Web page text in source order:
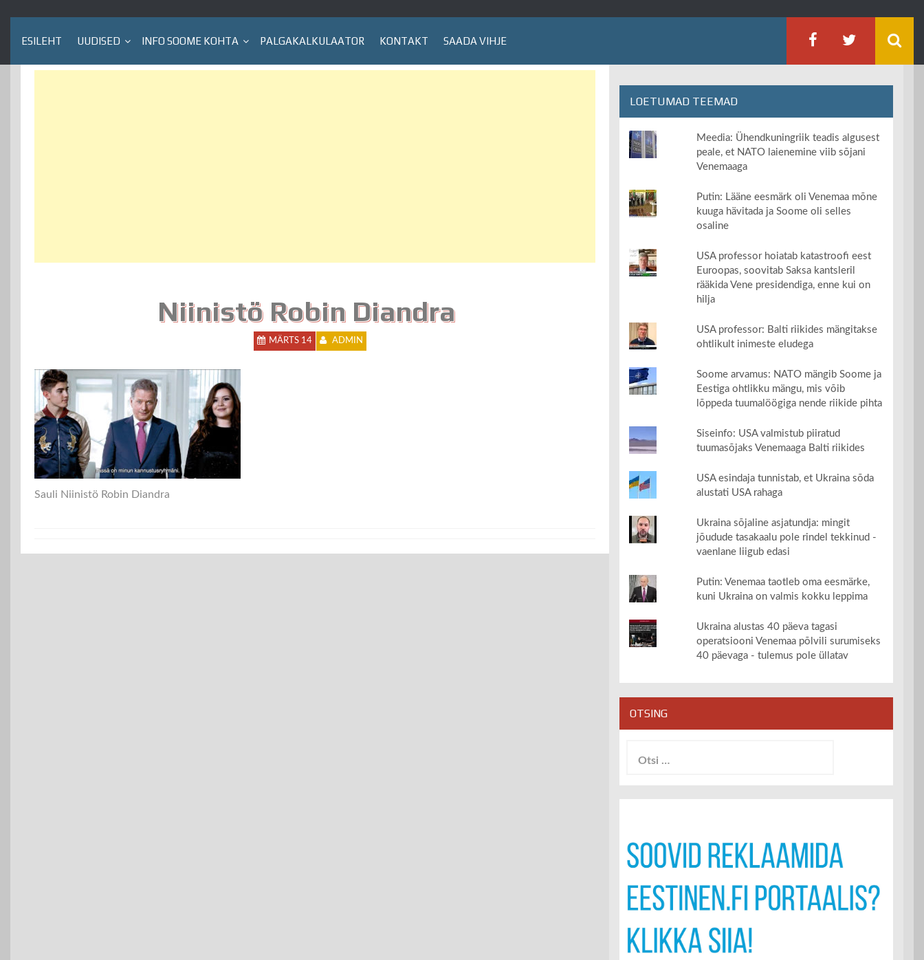
ESILEHT UUDISED INFO SOOME KOHTA PALGAKALKULAATOR KONTAKT SAADA VIHJE
Niinistö Robin Diandra
MÄRTS 14 ADMIN
Sauli Niinistö Robin Diandra
LOETUMAD TEEMAD
Meedia: Ühendkuningriik teadis algusest
peale, et NATO laienemine viib sõjani
Venemaaga
Putin: Lääne eesmärk oli Venemaa mõne
kuuga hävitada ja Soome oli selles
osaline
USA professor hoiatab katastroofi eest
Euroopas, soovitab Saksa kantsleril
rääkida Vene presidendiga, enne kui on
hilja
USA professor: Balti riikides mängitakse
ohtlikult inimeste eludega
Soome arvamus: NATO mängib Soome ja
Eestiga ohtlikku mängu, mis võib
lõppeda tuumalöögiga nende riikide pihta
Siseinfo: USA valmistub piiratud
tuumasõjaks Venemaaga Balti riikides
USA esindaja tunnistab, et Ukraina sõda
alustati USA rahaga
Ukraina sõjaline asjatundja: mingit
jõudude tasakaalu pole rindel tekkinud -
vaenlane liigub edasi
Putin: Venemaa taotleb oma eesmärke,
kuni Ukraina on valmis kokku leppima
Ukraina alustas 40 päeva tagasi
operatsiooni Venemaa põlvili surumiseks
40 päevaga - tulemus pole üllatav
OTSING